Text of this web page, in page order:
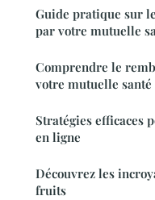
Guide pratique sur
par votre mutuelle
Comprendre le
votre mutuelle santé
Stratégies efficaces
en ligne
Découvrez les
fruits